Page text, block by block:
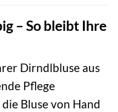
– So bleibt Ihre
Dirndlbluse aus
Pflege
Bluse von Hand